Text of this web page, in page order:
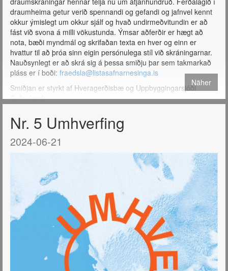
draumheima getur verið spennandi og gefandi og jafnvel kennt
okkur ýmislegt um okkur sjálf og hvað undirmeðvitundin er að
fást við svona á milli vökustunda. Ýmsar aðferðir er hægt að
nota, bæði myndmál og skrifaðan texta en hver og einn er
hvattur til að þróa sinn eigin persónulega stíl við skráningarnar.
Nauðsynlegt er að skrá sig á þessa smiðju þar sem takmarkað
pláss er í boði: fraedsla@listasafnarnesinga.is
Smiðjan er styrkt af Hveragerðisbæ og Uppbyggingarsjóði
Suðurlands.
Näher
Nr. 5 Umhverfing
2024-06-21